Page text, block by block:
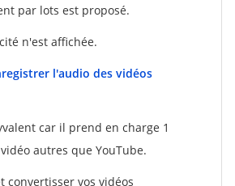
par lots est proposé.
n'est affichée.
l'audio des vidéos
car il prend en charge 1
autres que YouTube.
convertisser vos vidéos